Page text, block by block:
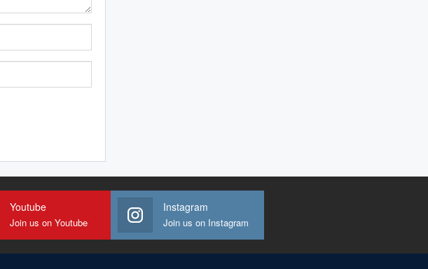
Youtube
Join us on Youtube
Instagram
Join us on Instagram